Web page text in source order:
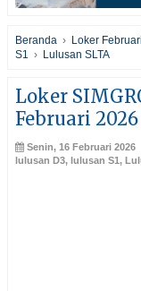
Beranda › Loker
S1
› Lulusan SLTA
Loker
Februari 2026
Senin, 16 Februari 2026
lulusan D3, lulusan S1,